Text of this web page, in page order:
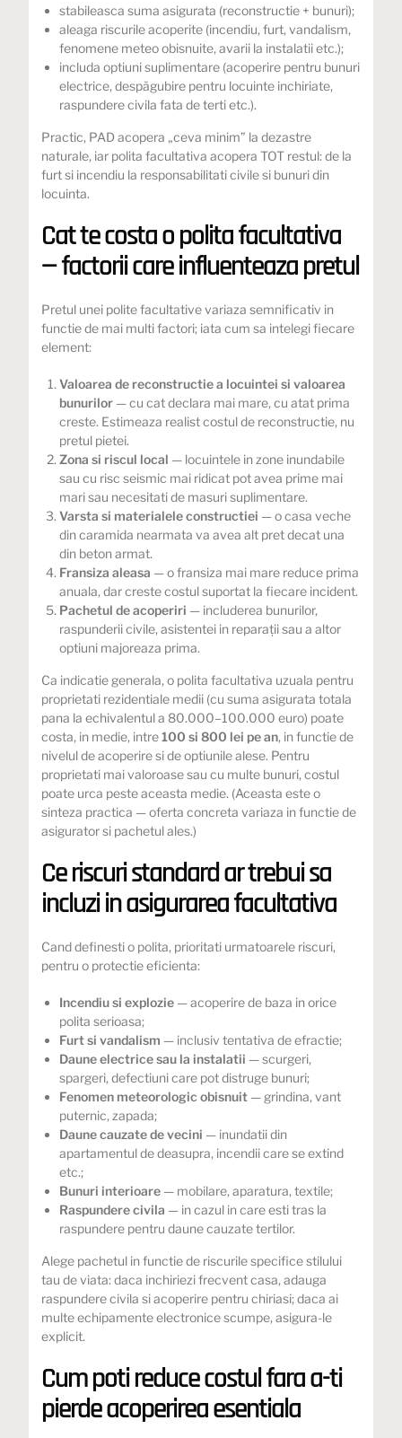
stabileasca suma asigurata (reconstructie + bunuri);
aleaga riscurile acoperite (incendiu, furt, vandalism,
fenomene meteo obisnuite, avarii la instalatii etc.);
includa optiuni suplimentare (acoperire pentru bunuri
electrice, despăgubire pentru locuinte inchiriate,
raspundere civila fata de terti etc.).
Practic, PAD acopera „ceva minim” la dezastre
naturale, iar polita facultativa acopera TOT restul: de la
furt si incendiu la responsabilitati civile si bunuri din
locuinta.
Cat te costa o polita facultativa
— factorii care influenteaza pretul
Pretul unei polite facultative variaza semnificativ in
functie de mai multi factori; iata cum sa intelegi fiecare
element:
Valoarea de reconstructie a locuintei si valoarea
bunurilor — cu cat declara mai mare, cu atat prima
creste. Estimeaza realist costul de reconstructie, nu
pretul pietei.
Zona si riscul local — locuintele in zone inundabile
sau cu risc seismic mai ridicat pot avea prime mai
mari sau necesitati de masuri suplimentare.
Varsta si materialele constructiei — o casa veche
din caramida nearmata va avea alt pret decat una
din beton armat.
Fransiza aleasa — o fransiza mai mare reduce prima
anuala, dar creste costul suportat la fiecare incident.
Pachetul de acoperiri — includerea bunurilor,
raspunderii civile, asistentei in reparații sau a altor
optiuni majoreaza prima.
Ca indicatie generala, o polita facultativa uzuala pentru
proprietati rezidentiale medii (cu suma asigurata totala
pana la echivalentul a 80.000–100.000 euro) poate
costa, in medie, intre100 si 800 lei pe an, in functie de
nivelul de acoperire si de optiunile alese. Pentru
proprietati mai valoroase sau cu multe bunuri, costul
poate urca peste aceasta medie. (Aceasta este o
sinteza practica — oferta concreta variaza in functie de
asigurator si pachetul ales.)
Ce riscuri standard ar trebui sa
incluzi in asigurarea facultativa
Cand definesti o polita, prioritati urmatoarele riscuri,
pentru o protectie eficienta:
Incendiu si explozie — acoperire de baza in orice
polita serioasa;
Furt si vandalism — inclusiv tentativa de efractie;
Daune electrice sau la instalatii — scurgeri,
spargeri, defectiuni care pot distruge bunuri;
Fenomen meteorologic obisnuit — grindina, vant
puternic, zapada;
Daune cauzate de vecini — inundatii din
apartamentul de deasupra, incendii care se extind
etc.;
Bunuri interioare — mobilare, aparatura, textile;
Raspundere civila — in cazul in care esti tras la
raspundere pentru daune cauzate tertilor.
Alege pachetul in functie de riscurile specifice stilului
tau de viata: daca inchiriezi frecvent casa, adauga
raspundere civila si acoperire pentru chiriasi; daca ai
multe echipamente electronice scumpe, asigura-le
explicit.
Cum poti reduce costul fara a-ti
pierde acoperirea esentiala